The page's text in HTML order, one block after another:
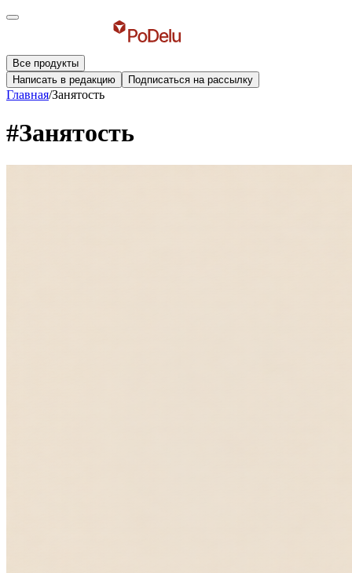
Все продукты
Написать в редакцию
Подписаться на рассылку
Главная/Занятость
#Занятость